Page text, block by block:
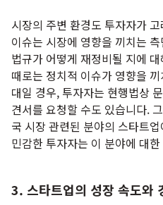
시장의 주변 환경도 투자자가
이슈는 시장에 영향을 끼치는
법규가 어떻게 재정비될 지에
때로는 정치적 이슈가 영향을
대일 경우, 투자자는 현행법상
견서를 요청할 수도 있습니다.
국 시장 관련된 분야의 스타트
민감한 투자자는 이 분야에 대
3. 스타트업의 성장 속도와